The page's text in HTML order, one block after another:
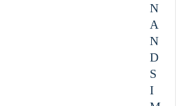
N
A
N
D
S
I